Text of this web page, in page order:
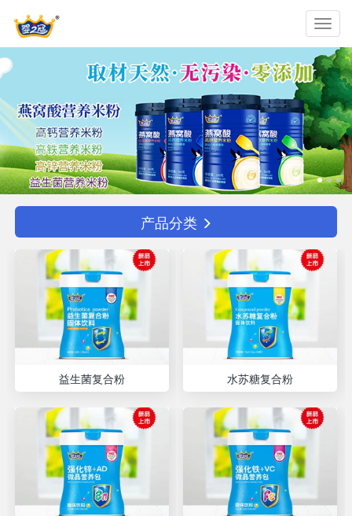
产品分类
益生菌复合粉 水苏糖复合粉